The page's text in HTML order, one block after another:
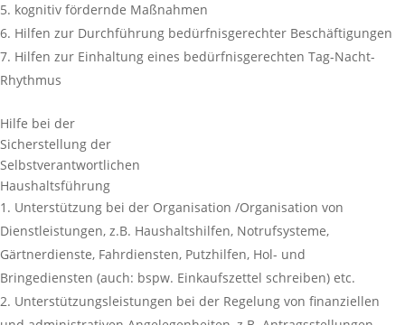
kognitiv fördernde Maßnahmen
Hilfen zur Durchführung bedürfnisgerechter Beschäftigungen
Hilfen zur Einhaltung eines bedürfnisgerechten Tag-Nacht-
Rhythmus
Hilfe bei der
Sicherstellung der
Selbstverantwortlichen
Haushaltsführung
Unterstützung bei der Organisation /Organisation von
Dienstleistungen, z.B. Haushaltshilfen, Notrufsysteme,
Gärtnerdienste, Fahrdiensten, Putzhilfen, Hol- und
Bringediensten (auch: bspw. Einkaufszettel schreiben) etc.
Unterstützungsleistungen bei der Regelung von finanziellen